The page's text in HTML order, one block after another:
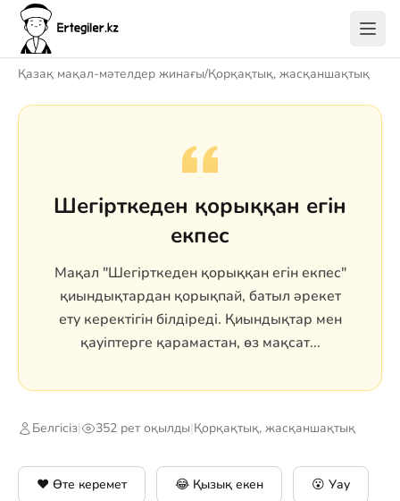
Қазақ мақал-мәтелдер жинағы/Қорқақтық, жасқаншақтық
Шегірткеден қорыққан егін
екпес
Мақал "Шегірткеден қорыққан егін екпес"
қиындықтардан қорықпай, батыл әрекет
ету керектігін білдіреді. Қиындықтар мен
қауіптерге қарамастан, өз мақсат...
Белгісіз| 352 рет оқылды|Қорқақтық, жасқаншақтық
❤️ Өте керемет 😂 Қызық екен 😮 Уау